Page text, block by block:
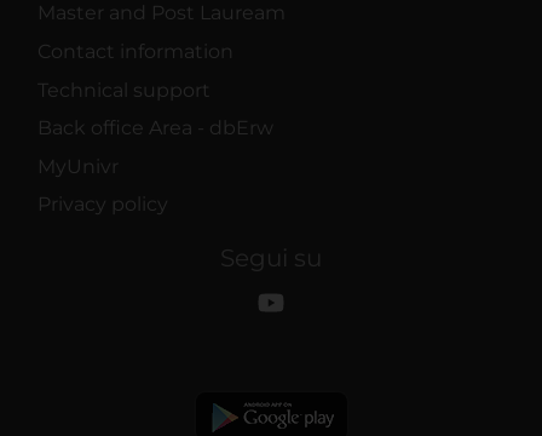
Master and Post Lauream
Contact information
Technical support
Back office Area - dbErw
MyUnivr
Privacy policy
Segui su